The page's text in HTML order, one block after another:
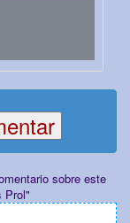
sobre este
Prol"